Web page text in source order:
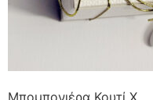
Μπομπονιέρα Κουτί Χ